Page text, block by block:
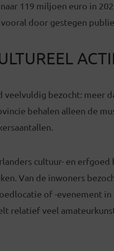
119 miljoen euro in
door gestegen
bezocht: meer
behalen alleen de
cultuur- en erfgoed
Van de inwoners
of -evenement in
relatief veel